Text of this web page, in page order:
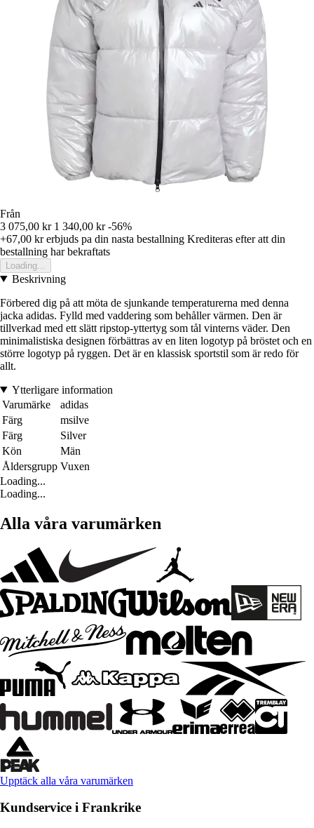
Från
3 075,00 kr 1 340,00 kr -56%
+67,00 krerbjuds pa din nasta bestallning Krediteras efter att din
bestallning har bekraftats
Loading...
Beskrivning
Förbered dig på att möta de sjunkande temperaturerna med denna
jacka adidas. Fylld med vaddering som behåller värmen. Den är
tillverkad med ett slätt ripstop-yttertyg som tål vinterns väder. Den
minimalistiska designen förbättras av en liten logotyp på bröstet och en
större logotyp på ryggen. Det är en klassisk sportstil som är redo för
allt.
Ytterligare information
Varumärke
adidas
Färg
msilve
Färg
Silver
Kön
Män
Åldersgrupp Vuxen
Loading...
Loading...
Alla våra varumärken
Upptäck alla våra varumärken
Kundservice i Frankrike